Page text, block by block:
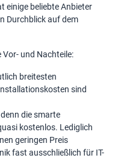
einige beliebte Anbieter
Durchblick auf dem
Vor- und Nachteile:
breitesten
sind
die smarte
kostenlos. Lediglich
geringen Preis
fast ausschließlich für IT-